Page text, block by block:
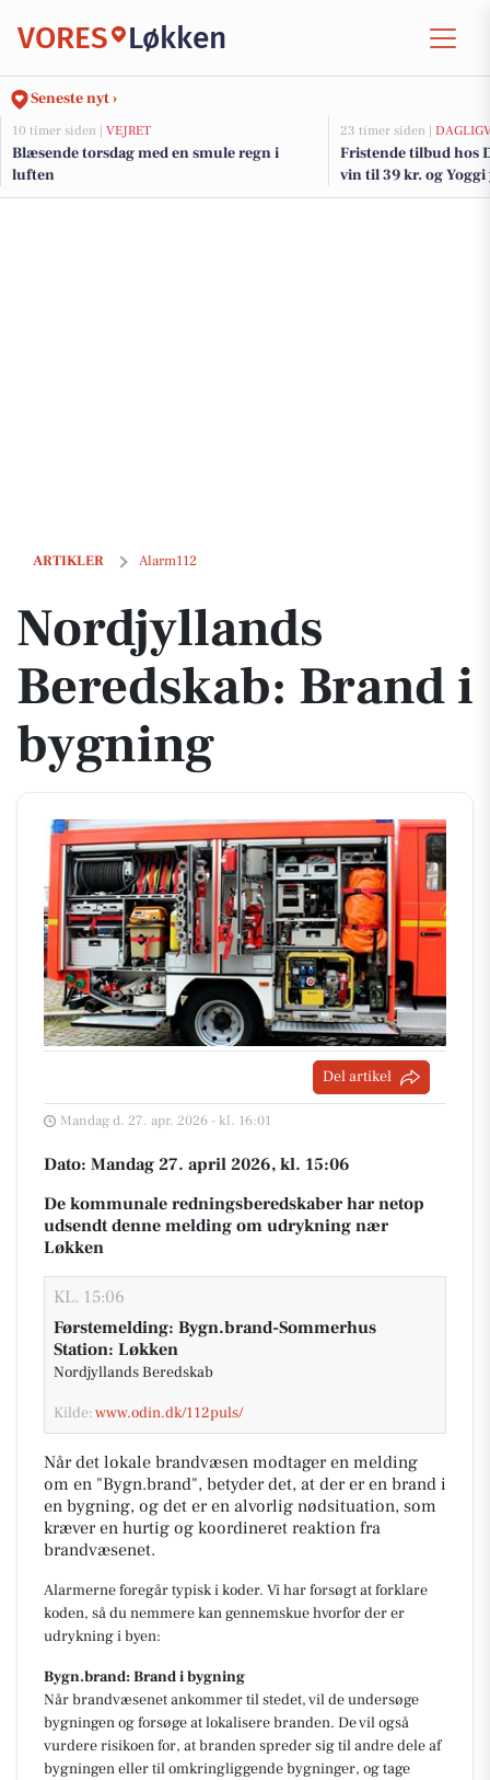
VORES Løkken
Seneste nyt ›
10 timer siden | VEJRET
Blæsende torsdag med en smule regn i
luften
23 timer siden |
Fristende tilbud hos
vin til 39 kr. og
ARTIKLER Alarm112
Nordjyllands Beredskab: Brand i bygning
Nordjyllands
Beredskab: Brand i
bygning
Del artikel
Mandag d. 27. apr. 2026 - kl. 16:01
Dato: Mandag 27. april 2026, kl. 15:06
De kommunale redningsberedskaber har netop
udsendt denne melding om udrykning nær
Løkken
KL. 15:06
Førstemelding: Bygn.brand-Sommerhus
Station: Løkken
Nordjyllands Beredskab
Kilde:www.odin.dk/112puls/
Når det lokale brandvæsen modtager en melding
om en "Bygn.brand", betyder det, at der er en brand i
en bygning, og det er en alvorlig nødsituation, som
kræver en hurtig og koordineret reaktion fra
brandvæsenet.
Alarmerne foregår typisk i koder. Vi har forsøgt at forklare
koden, så du nemmere kan gennemskue hvorfor der er
udrykning i byen:
Bygn.brand: Brand i bygning
Når brandvæsenet ankommer til stedet, vil de undersøge
bygningen og forsøge at lokalisere branden. De vil også
vurdere risikoen for, at branden spreder sig til andre dele af
bygningen eller til omkringliggende bygninger, og tage